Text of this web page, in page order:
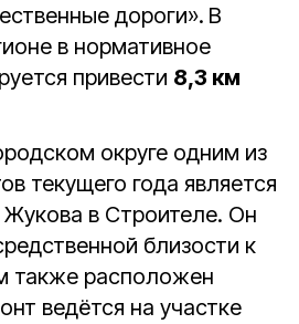
дороги». В
в нормативное
привести 8,3 км
округе одним из
текущего года является
в Строителе. Он
близости к
расположен
ведётся на участке